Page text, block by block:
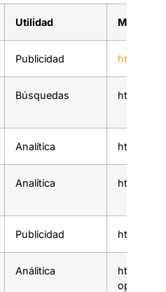
Utilidad Más
Publicidad http://
Búsquedas http://
Analítica http://
Analítica http://
Publicidad http://
Análitica
http://